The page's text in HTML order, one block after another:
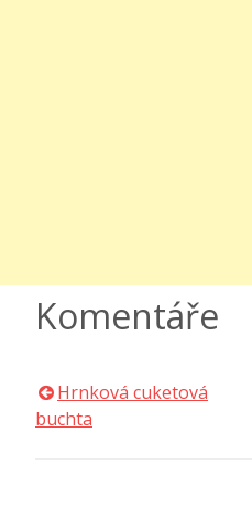
Komentáře
Navigace
Hrnková cuketová
buchta